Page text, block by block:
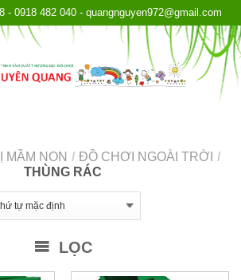
- 0918 482 040 - quangnguyen972@gmail.com
MẦM NON / ĐỒ CHƠI NGOÀI TRỜI /
THÙNG RÁC
LỌC